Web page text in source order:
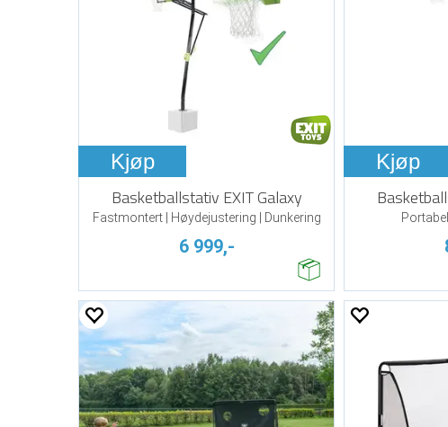
Kjøp
Basketballstativ EXIT Galaxy
Fastmontert | Høydejustering | Dunkering
6 999,-
Kjøp